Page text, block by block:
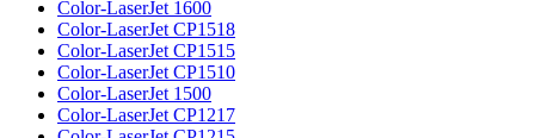
Color-LaserJet 1600
Color-LaserJet CP1518
Color-LaserJet CP1515
Color-LaserJet CP1510
Color-LaserJet 1500
Color-LaserJet CP1217